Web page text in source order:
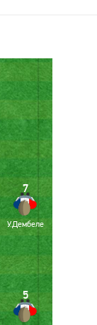
5
7
У.Дембеле